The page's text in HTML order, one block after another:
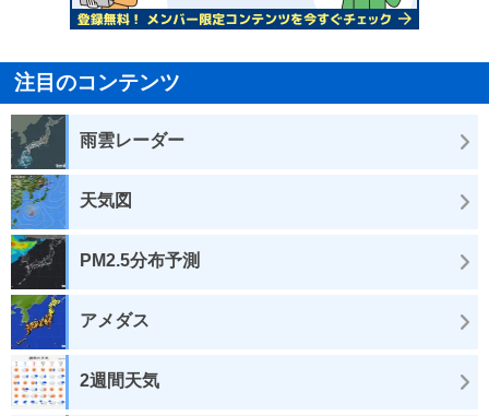
注目のコンテンツ
雨雲レーダー
天気図
PM2.5分布予測
アメダス
2週間天気